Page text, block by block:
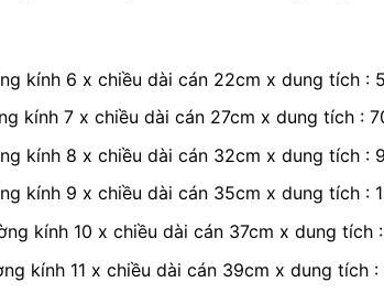
kính 6 x chiều dài cán 22cm x dung tích :
kính 7 x chiều dài cán 27cm x dung tích :
kính 8 x chiều dài cán 32cm x dung tích :
kính 9 x chiều dài cán 35cm x dung tích :
kính 10 x chiều dài cán 37cm x dung tích
kính 11 x chiều dài cán 39cm x dung tích